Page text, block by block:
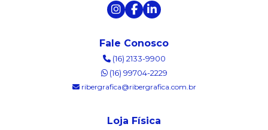
Fale Conosco
(16) 2133-9900
(16) 99704-2229
ribergrafica@ribergrafica.com.br
Loja Física